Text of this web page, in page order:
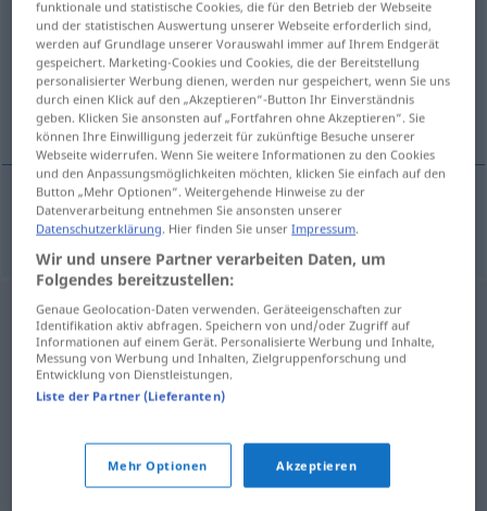
Übersicht aller Übersetzungen
(Für mehr Details die Übersetzung anklicken/antippen)
merluza
merluzaf Seehecht
funktionale und statistische Cookies, die für den Betrieb der Webseite
und der statistischen Auswertung unserer Webseite erforderlich sind,
werden auf Grundlage unserer Vorauswahl immer auf Ihrem Endgerät
gespeichert. Marketing-Cookies und Cookies, die der Bereitstellung
personalisierter Werbung dienen, werden nur gespeichert, wenn Sie uns
durch einen Klick auf den „Akzeptieren“-Button Ihr Einverständnis
geben. Klicken Sie ansonsten auf „Fortfahren ohne Akzeptieren“. Sie
können Ihre Einwilligung jederzeit für zukünftige Besuche unserer
Webseite widerrufen. Wenn Sie weitere Informationen zu den Cookies
und den Anpassungsmöglichkeiten möchten, klicken Sie einfach auf den
Button „Mehr Optionen“. Weitergehende Hinweise zu der
Datenverarbeitung entnehmen Sie ansonsten unserer
Datenschutzerklärung. Hier finden Sie unserImpressum.
Wir und unsere Partner verarbeiten Daten, um
Folgendes bereitzustellen:
Genaue Geolocation-Daten verwenden. Geräteeigenschaften zur
Identifikation aktiv abfragen. Speichern von und/oder Zugriff auf
Informationen auf einem Gerät. Personalisierte Werbung und Inhalte,
Messung von Werbung und Inhalten, Zielgruppenforschung und
Entwicklung von Dienstleistungen.
Liste der Partner (Lieferanten)
Mehr Optionen Akzeptieren